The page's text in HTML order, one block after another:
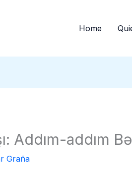
Home
Addım-addım
Graña